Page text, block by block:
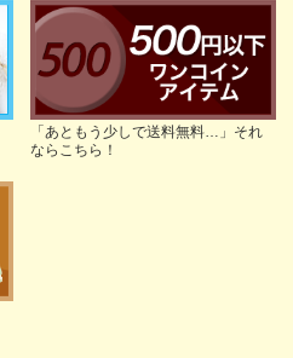
「あともう少しで送料無料…」それ
ならこちら！